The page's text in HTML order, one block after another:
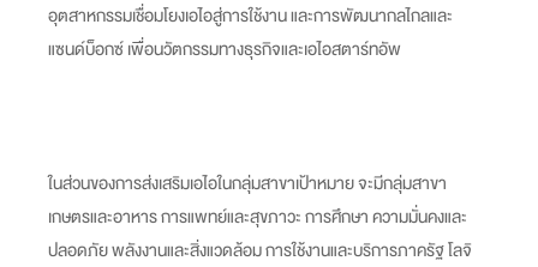
อุตสาหกรรมเชื่อมโยงเอไอสู่การใช้งาน และการพัฒนากลไกลและ
แซนด์บ็อกซ์ เพื่อนวัตกรรมทางธุรกิจและเอไอสตาร์ทอัพ
ในส่วนของการส่งเสริมเอไอในกลุ่มสาขาเป้าหมาย จะมีกลุ่มสาขา
เกษตรและอาหาร การแพทย์และสุขภาวะ การศึกษา ความมั่นคงและ
ปลอดภัย พลังงานและสิ่งแวดล้อม การใช้งานและบริการภาครัฐ โลจิ